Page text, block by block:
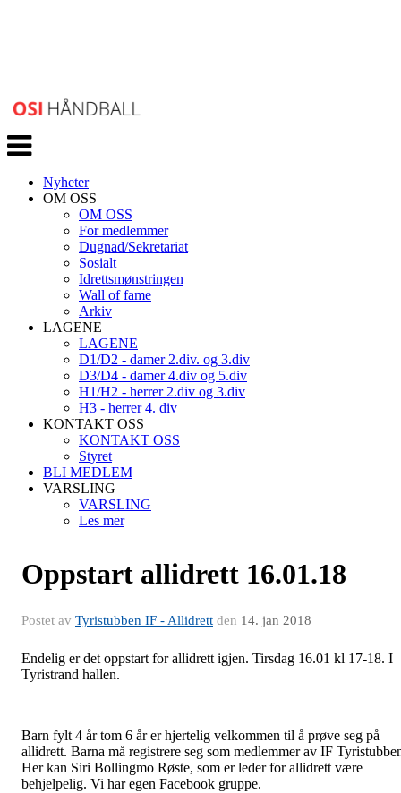
Veksle
navigasjon
Nyheter
OM OSS
OM OSS
For medlemmer
Dugnad/Sekretariat
Sosialt
Idrettsmønstringen
Wall of fame
Arkiv
LAGENE
LAGENE
D1/D2 - damer 2.div. og 3.div
D3/D4 - damer 4.div og 5.div
H1/H2 - herrer 2.div og 3.div
H3 - herrer 4. div
KONTAKT OSS
KONTAKT OSS
Styret
BLI MEDLEM
VARSLING
VARSLING
Les mer
Oppstart allidrett 16.01.18
Postet av Tyristubben IF - Allidrett den 14. jan 2018
Endelig er det oppstart for allidrett igjen. Tirsdag 16.01 kl 17-18. I
Tyristrand hallen.
Barn fylt 4 år tom 6 år er hjertelig velkommen til å prøve seg på
allidrett. Barna må registrere seg som medlemmer av IF
Her kan Siri Bollingmo Røste, som er leder for allidrett være
behjelpelig. Vi har egen Facebook gruppe.